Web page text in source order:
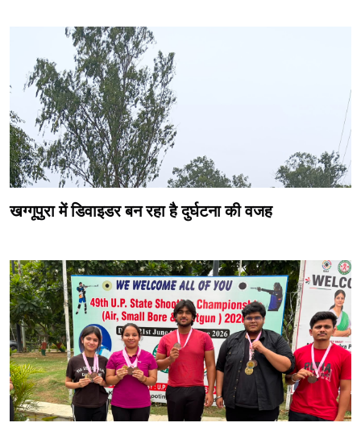
खग्गूपुरा में डिवाइडर बन रहा है दुर्घटना की वजह